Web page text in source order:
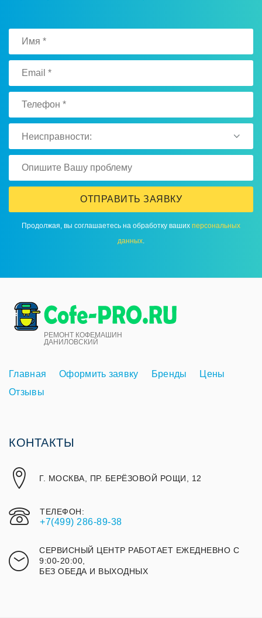
Неисправности:
ОТПРАВИТЬ ЗАЯВКУ
Продолжая, вы соглашаетесь на обработку ваших персональных
данных.
РЕМОНТ КОФЕМАШИН
ДАНИЛОВСКИЙ
Главная Оформить заявку Бренды
Цены
Отзывы
КОНТАКТЫ
Г. МОСКВА, ПР. БЕРЁЗОВОЙ РОЩИ, 12
ТЕЛЕФОН:
+7(499) 286-89-38
СЕРВИСНЫЙ ЦЕНТР РАБОТАЕТ ЕЖЕДНЕВНО С
9:00-20:00,
БЕЗ ОБЕДА И ВЫХОДНЫХ